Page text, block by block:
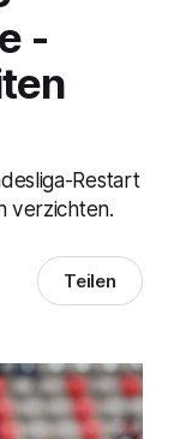
-
Restart
verzichten.
Teilen